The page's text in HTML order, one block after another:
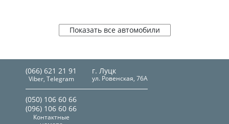
Показать все автомобили
(066) 621 21 91
Viber, Telegram
г. Луцк
ул. Ровенская, 76А
(050) 106 60 66
(096) 106 60 66
Контактные